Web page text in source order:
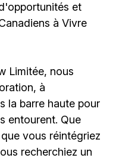
et
à Vivre
Limitée, nous
à
la barre haute pour
entourent. Que
vous réintégriez
recherchiez un